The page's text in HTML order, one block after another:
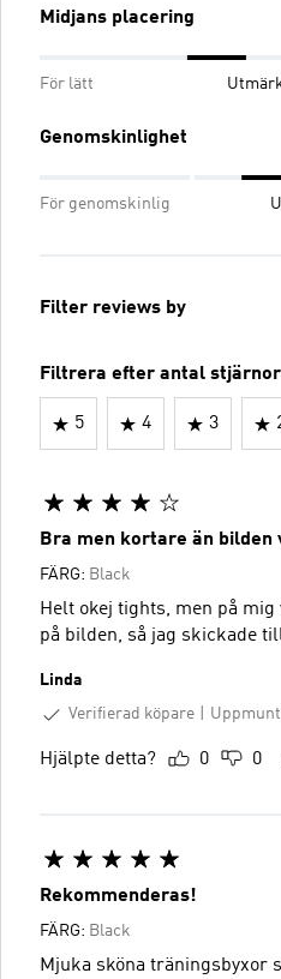
Midjans placering
För lätt
Genomskinlighet
För genomskinlig
Filter reviews by
Filtrera efter antal stjärnor
5 4 3
Bra men kortare än bilden
FÄRG: Black
Helt okej tights, men på
på bilden, så jag skickade
Linda
Verifierad köpare
Hjälpte detta? 0 0
Rekommenderas!
FÄRG: Black
Mjuka sköna träningsbyxor